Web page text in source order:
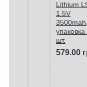
Lithium
1.5V
3500mah,
упаковка
шт.
579.00